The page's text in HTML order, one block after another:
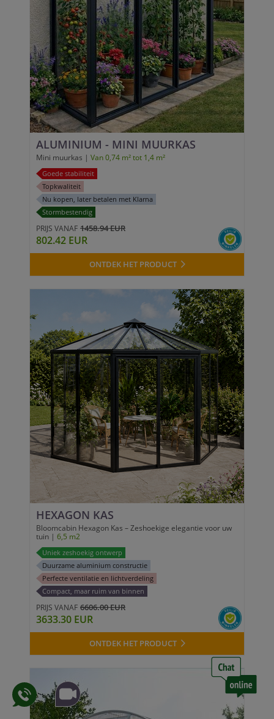
ALUMINIUM - MINI MUURKAS
Mini muurkas | Van 0,74 m² tot 1,4 m²
Goede stabiliteit
Topkwaliteit
Nu kopen, later betalen met Klarna
Stormbestendig
PRIJS VANAF 1458.94 EUR
802.42 EUR
ONTDEK HET PRODUCT
HEXAGON KAS
Bloomcabin Hexagon Kas – Zeshoekige elegantie voor uw
tuin | 6,5 m2
Uniek zeshoekig ontwerp
Duurzame aluminium constructie
Perfecte ventilatie en lichtverdeling
Compact, maar ruim van binnen
PRIJS VANAF 6606.00 EUR
3633.30 EUR
ONTDEK HET PRODUCT